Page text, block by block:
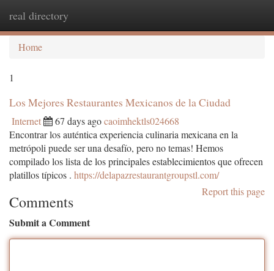
real directory
Home
1
Los Mejores Restaurantes Mexicanos de la Ciudad
Internet 67 days agocaoimhektls024668
Encontrar los auténtica experiencia culinaria mexicana en la
metrópoli puede ser una desafío, pero no temas! Hemos
compilado los lista de los principales establecimientos que ofrecen
platillos típicos . https://delapazrestaurantgroupstl.com/
Report this page
Comments
Submit a Comment